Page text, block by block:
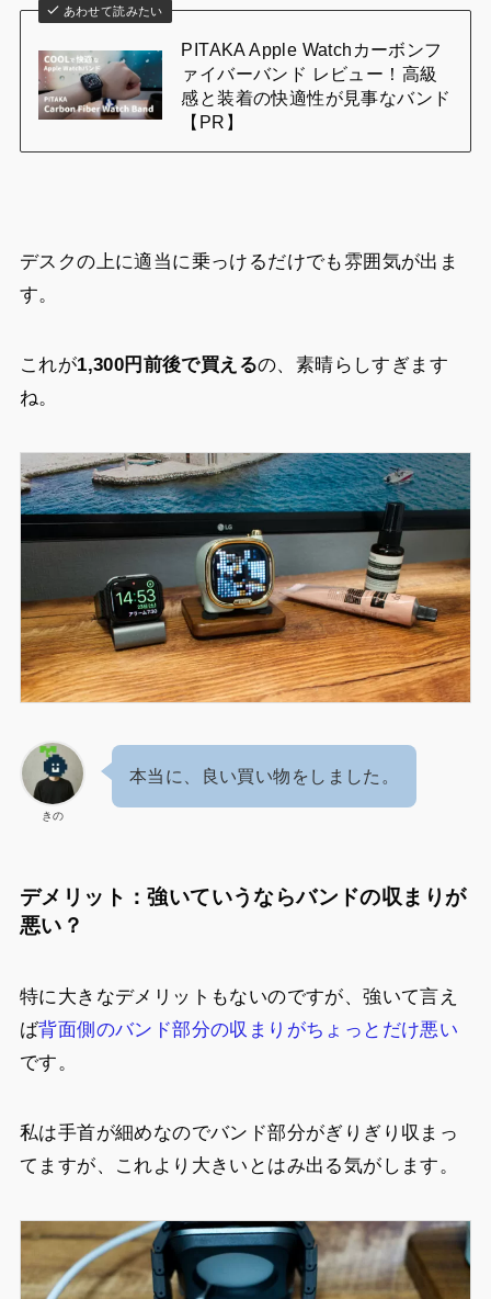
あわせて読みたい
PITAKA Apple Watchカーボンフ
ァイバーバンド レビュー！高級
感と装着の快適性が見事なバンド
【PR】
デスクの上に適当に乗っけるだけでも雰囲気が出ま
す。
これが1,300円前後で買えるの、素晴らしすぎます
ね。
きの
本当に、良い買い物をしました。
デメリット：強いていうならバンドの収まりが
悪い？
特に大きなデメリットもないのですが、強いて言え
ば背面側のバンド部分の収まりがちょっとだけ悪い
です。
私は手首が細めなのでバンド部分がぎりぎり収まっ
てますが、これより大きいとはみ出る気がします。